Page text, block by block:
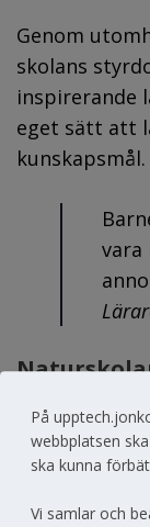
Genom
skolans
inspirerande
eget sätt att
kunskapsmål.
vara
förskolor,
Jönköpings
På
webbplatsen
ska kunna
Vi samlar och